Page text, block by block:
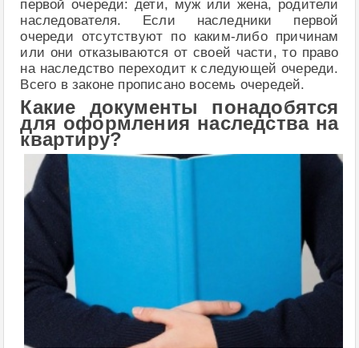
первой очереди: дети, муж или жена, родители
наследователя. Если наследники первой
очереди отсутствуют по каким-либо причинам
или они отказываются от своей части, то право
на наследство переходит к следующей очереди.
Всего в законе прописано восемь очередей.
Какие документы понадобятся
для оформления наследства на
квартиру?